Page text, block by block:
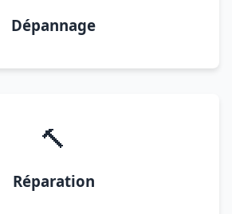
Dépannage
🔨
Réparation